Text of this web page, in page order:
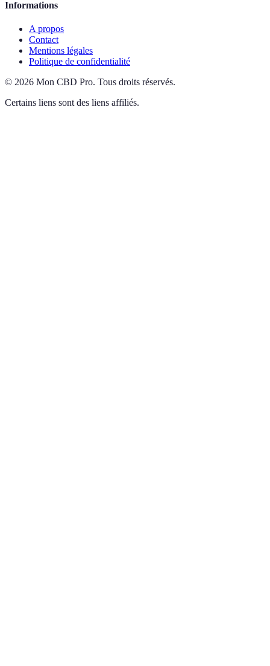
Informations
A propos
Contact
Mentions légales
Politique de confidentialité
© 2026 Mon CBD Pro. Tous droits réservés.
Certains liens sont des liens affiliés.